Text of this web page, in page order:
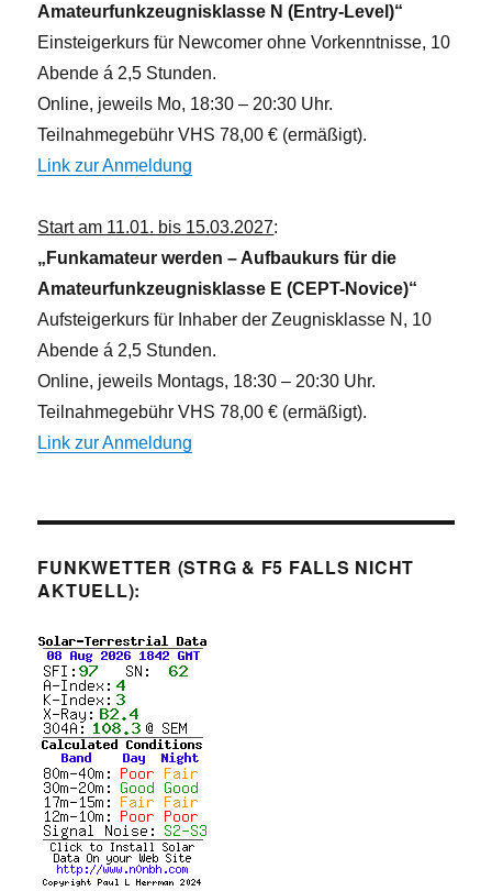
Amateurfunkzeugnisklasse N (Entry-Level)“
Einsteigerkurs für Newcomer ohne Vorkenntnisse, 10
Abende á 2,5 Stunden.
Online, jeweils Mo, 18:30 – 20:30 Uhr.
Teilnahmegebühr VHS 78,00 € (ermäßigt).
Link zur Anmeldung
Start am 11.01. bis 15.03.2027:
„Funkamateur werden – Aufbaukurs für die
Amateurfunkzeugnisklasse E (CEPT-Novice)“
Aufsteigerkurs für Inhaber der Zeugnisklasse N, 10
Abende á 2,5 Stunden.
Online, jeweils Montags, 18:30 – 20:30 Uhr.
Teilnahmegebühr VHS 78,00 € (ermäßigt).
Link zur Anmeldung
FUNKWETTER (STRG & F5 FALLS NICHT
AKTUELL):